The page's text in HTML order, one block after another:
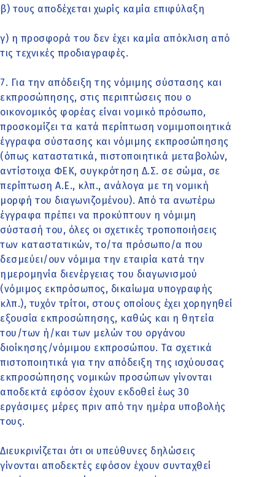
β) τους αποδέχεται χωρίς καμία επιφύλαξη
γ) η προσφορά του δεν έχει καμία απόκλιση από
τις τεχνικές προδιαγραφές.
7. Για την απόδειξη της νόμιμης σύστασης και
εκπροσώπησης, στις περιπτώσεις που ο
οικονομικός φορέας είναι νομικό πρόσωπο,
προσκομίζει τα κατά περίπτωση νομιμοποιητικά
έγγραφα σύστασης και νόμιμης εκπροσώπησης
(όπως καταστατικά, πιστοποιητικά μεταβολών,
αντίστοιχα ΦΕΚ, συγκρότηση Δ.Σ. σε σώμα, σε
περίπτωση Α.Ε., κλπ., ανάλογα με τη νομική
μορφή του διαγωνιζομένου). Από τα ανωτέρω
έγγραφα πρέπει να προκύπτουν η νόμιμη
σύστασή του, όλες οι σχετικές τροποποιήσεις
των καταστατικών, το/τα πρόσωπο/α που
δεσμεύει/ουν νόμιμα την εταιρία κατά την
ημερομηνία διενέργειας του διαγωνισμού
(νόμιμος εκπρόσωπος, δικαίωμα υπογραφής
κλπ.), τυχόν τρίτοι, στους οποίους έχει χορηγηθεί
εξουσία εκπροσώπησης, καθώς και η θητεία
του/των ή/και των μελών του οργάνου
διοίκησης/νόμιμου εκπροσώπου. Τα σχετικά
πιστοποιητικά για την απόδειξη της ισχύουσας
εκπροσώπησης νομικών προσώπων γίνονται
αποδεκτά εφόσον έχουν εκδοθεί έως 30
εργάσιμες μέρες πριν από την ημέρα υποβολής
τους.
Διευκρινίζεται ότι οι υπεύθυνες δηλώσεις
γίνονται αποδεκτές εφόσον έχουν συνταχθεί